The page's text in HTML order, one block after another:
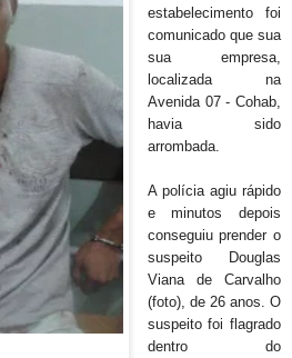
estabelecimento foi
comunicado que sua
sua empresa,
localizada na
Avenida 07 - Cohab,
havia sido
arrombada.
A polícia agiu rápido
e minutos depois
conseguiu prender o
suspeito Douglas
Viana de Carvalho
(foto), de 26 anos. O
suspeito foi flagrado
dentro do